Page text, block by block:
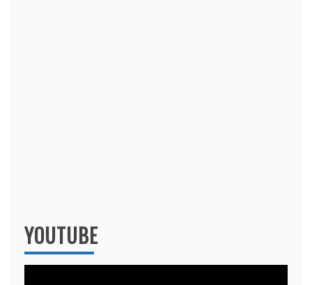
YOUTUBE